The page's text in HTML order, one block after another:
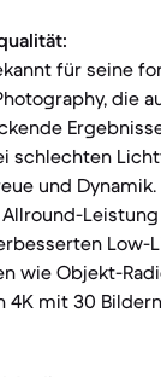
für seine
die
schlechten
und Dynamik.
Low-
wie Objekt-
4K mit 30